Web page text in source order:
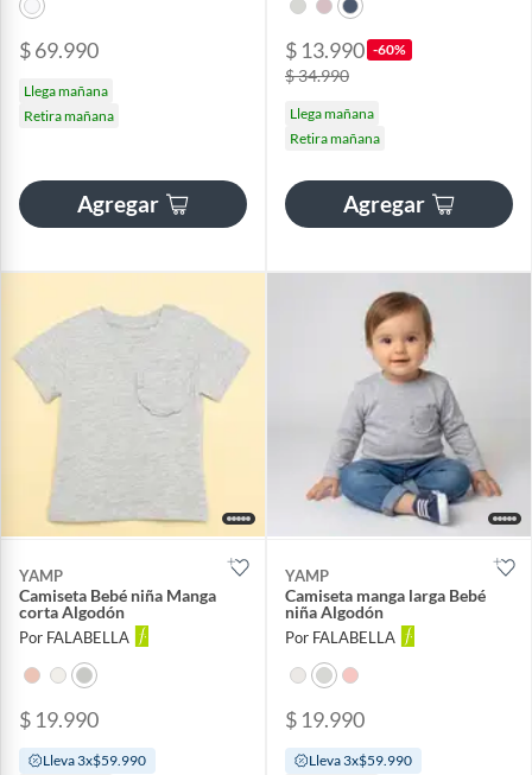
$ 69.990
Llega mañana
Retira mañana
Agregar
$ 13.990 -60%
$ 34.990
Llega mañana
Retira mañana
Agregar
YAMP
Camiseta Bebé niña Manga
corta Algodón
Por FALABELLA
$ 19.990
Lleva 3x$59.990
YAMP
Camiseta manga larga Bebé
niña Algodón
Por FALABELLA
$ 19.990
Lleva 3x$59.990